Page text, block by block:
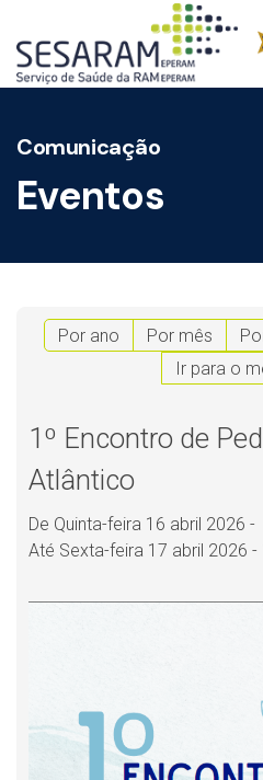
Skip to main content
Comunicação
Eventos
Por ano Por mês
Ir para o
1º Encontro de
Atlântico
De Quinta-feira 16 abril 2026 -
Até Sexta-feira 17 abril 2026 -